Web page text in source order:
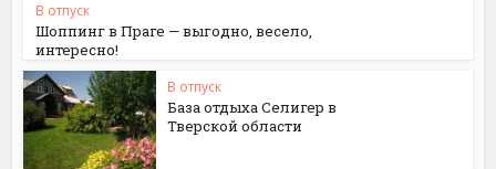
В отпуск
Шоппинг в Праге — выгодно, весело,
интересно!
В отпуск
База отдыха Селигер в
Тверской области